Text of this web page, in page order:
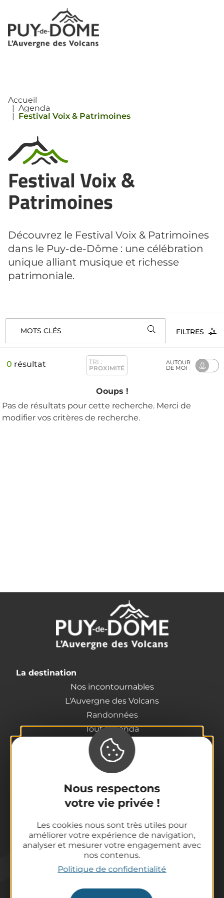
Panneau de gestion des cookies
Nous respectons
votre vie privée !
Les cookies nous sont très utiles pour
améliorer votre expérience de navigation,
analyser et mesurer votre engagement avec
nos contenus.
Politique de confidentialité
Accueil
| Agenda
| Festival Voix & Patrimoines
Festival Voix &
Patrimoines
Découvrez le Festival Voix & Patrimoines
dans le Puy-de-Dôme : une célébration
unique alliant musique et richesse
patrimoniale.
MOTS CLÉS FILTRES
0 résultat
TRI :
PROXIMITÉ
AUTOUR
DE MOI
Ooups !
Pas de résultats pour cette recherche. Merci de
modifier vos critères de recherche.
La destination
Nos incontournables
L'Auvergne des Volcans
Randonnées
Tout l'agenda
Préparer son voyage
Informations pratiques
Offices de Tourisme
Comment venir ?
Destination accessible
Qui sommes-nous ?
Espace Pro & Presse
Labels & Qualifications
Annoncer vos événements